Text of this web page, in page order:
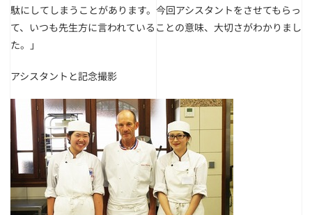
駄にしてしまうことがあります。今回アシスタントをさせてもらっ
て、いつも先生方に言われていることの意味、大切さがわかりまし
た。」
アシスタントと記念撮影